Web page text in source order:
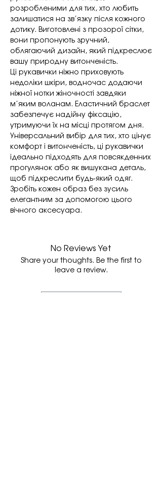
розробленими для тих, хто любить
залишатися на зв’язку після кожного
дотику. Виготовлені з прозорої сітки,
вони пропонують зручний,
облягаючий дизайн, який підкреслює
вашу природну витонченість.
Ці рукавички ніжно приховують
недоліки шкіри, водночас додаючи
ніжної нотки жіночності завдяки
м’яким воланам. Еластичний браслет
забезпечує надійну фіксацію,
утримуючи їх на місці протягом дня.
Універсальний вибір для тих, хто цінує
комфорт і витонченість, ці рукавички
ідеально підходять для повсякденних
прогулянок або як вишукана деталь,
щоб підкреслити будь-який одяг.
Зробіть кожен образ без зусиль
елегантним за допомогою цього
вічного аксесуара.
No Reviews Yet
Share your thoughts. Be the first to
leave a review.